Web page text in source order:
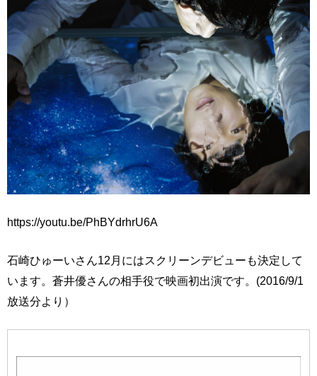
https://youtu.be/PhBYdrhrU6A
石崎ひゅーいさん12月にはスクリーンデビューも決定して
います。蒼井優さんの相手役で映画初出演です。(2016/9/1
放送分より）